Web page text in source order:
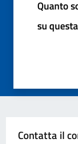
Quanto
su
Contatta il